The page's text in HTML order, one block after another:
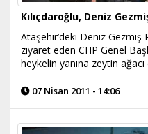
Kılıçdaroğlu, Deniz
Ataşehir’deki Deniz Gezmiş
ziyaret eden CHP Genel
heykelin yanına zeytin
07 Nisan 2011 - 14:06